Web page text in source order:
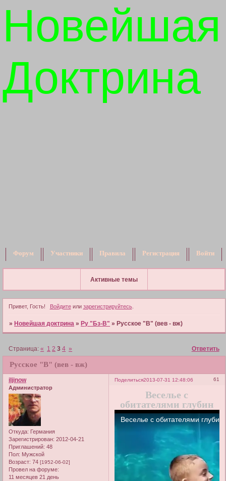
Новейшая
Доктрина
Форум Участники Правила Регистрация Войти
Активные темы
Привет, Гость! Войдитеили зарегистрируйтесь.
»Новейшая доктрина »Ру "Бз-В" »Русское "В" (вев - вж)
Русское "В" (вев - вж)
Страница:« 1 2 3 4 » Ответить
Поделиться 61
2013-07-31 12:48:06
iljinow
Администратор
Откуда: Германия
Зарегистрирован: 2012-04-21
Приглашений: 48
Пол: Мужской
Возраст: 74 [1952-06-02]
Провел на форуме:
11 месяцев 21 день
Веселье с
обитателями глубин